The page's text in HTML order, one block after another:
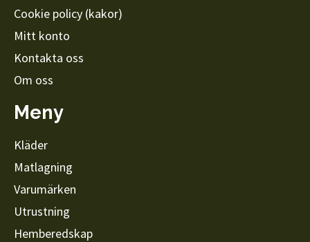
Cookie policy (kakor)
Mitt konto
Kontakta oss
Om oss
Meny
Kläder
Matlagning
Varumärken
Utrustning
Hemberedskap